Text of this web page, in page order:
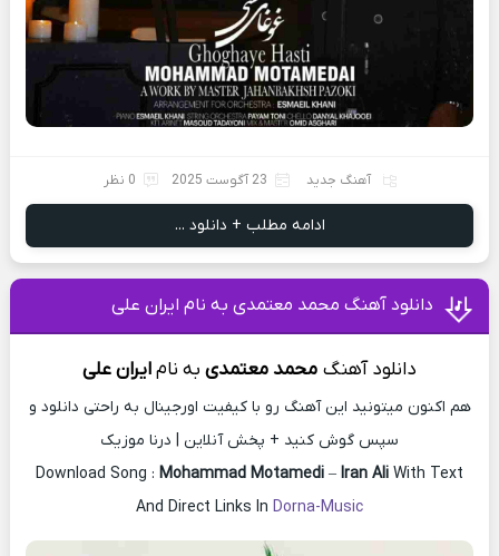
آهنگ جدید 23 آگوست 2025 0 نظر
ادامه مطلب + دانلود ...
دانلود آهنگ محمد معتمدی به نام ایران علی
دانلود آهنگ محمد معتمدی به نامایران علی
هم اکنون میتونید این آهنگ رو با کیفیت اورجینال به راحتی دانلود و
سپس گوش کنید + پخش آنلاین | درنا موزیک
Download Song : Mohammad Motamedi – Iran Ali With Text
And Direct Links In Dorna-Music